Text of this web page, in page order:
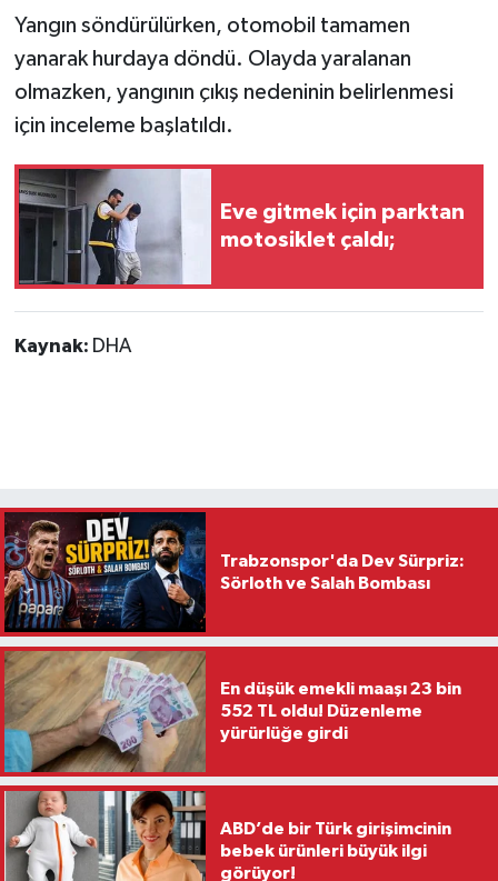
Yangın söndürülürken, otomobil tamamen
yanarak hurdaya döndü. Olayda yaralanan
olmazken, yangının çıkış nedeninin belirlenmesi
için inceleme başlatıldı.
Eve gitmek için parktan
motosiklet çaldı;
Kaynak: DHA
Trabzonspor'da Dev Sürpriz:
Sörloth ve Salah Bombası
En düşük emekli maaşı 23 bin
552 TL oldu! Düzenleme
yürürlüğe girdi
ABD’de bir Türk girişimcinin
bebek ürünleri büyük ilgi
görüyor!